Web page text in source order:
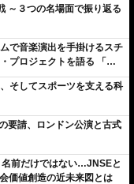
～３つの名場面で振り返る
で音楽演出を手掛けるスチ
プロジェクトを語る 「楽
成長曲線だから」
そしてスポーツを支える科
要請、ロンドン公演と古式
前だけではない…JNSEと
価値創造の近未来図とは